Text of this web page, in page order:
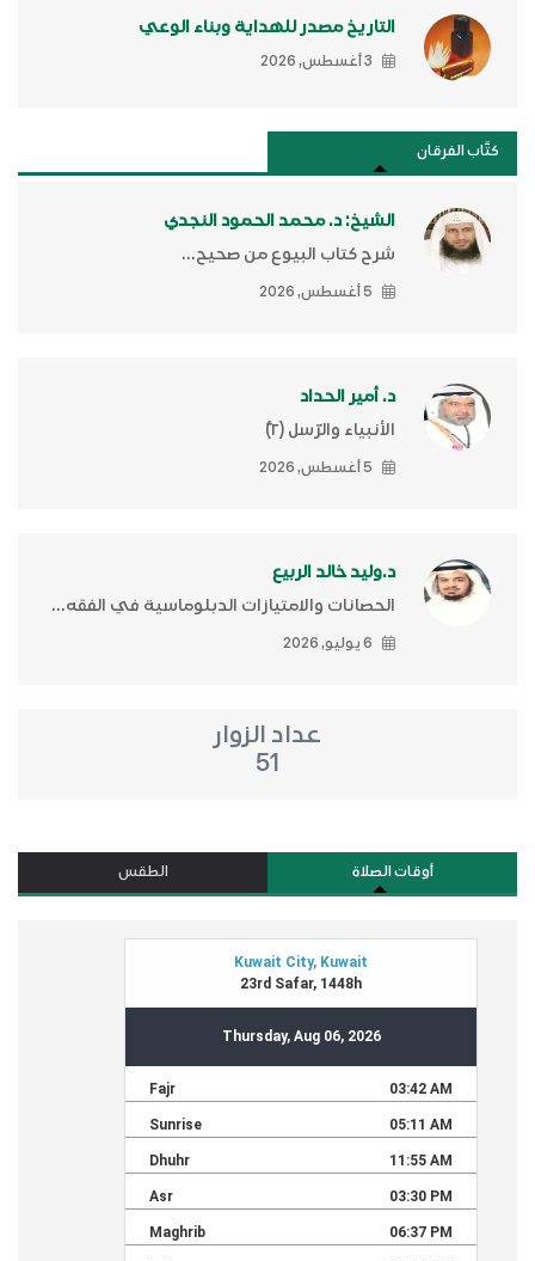
التاريخ مصدر للهداية وبناء الوعي
3 أغسطس, 2026
كتَّاب الفرقان
الشيخ: د. محمد الحمود النجدي
شرح كتاب البيوع من صحيح...
5 أغسطس, 2026
د. أمير الحداد
الأنبياء والرّسل (٢)ّ
5 أغسطس, 2026
د.وليد خالد الربيع
الحصانات والامتيازات الدبلوماسية في الفقه...
6 يوليو, 2026
عداد الزوار
51
أوقات الصلاة الطقس